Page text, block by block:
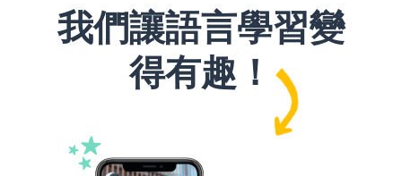
我們讓語言學習變
得有趣！